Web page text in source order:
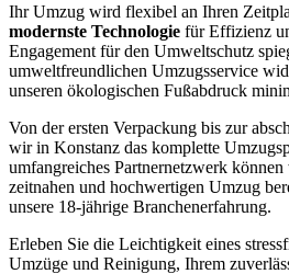
Ihr Umzug wird flexibel an Ihren
modernste Technologie für Effizienz
Engagement für den Umweltschutz
umweltfreundlichen Umzugsservice
unseren ökologischen Fußabdruck
Von der ersten Verpackung bis zur
wir in Konstanz das komplette
umfangreiches Partnernetzwerk
zeitnahen und hochwertigen Umzug
unsere 18-jährige Branchenerfahrung.
Erleben Sie die Leichtigkeit eines
Umzüge und Reinigung, Ihrem